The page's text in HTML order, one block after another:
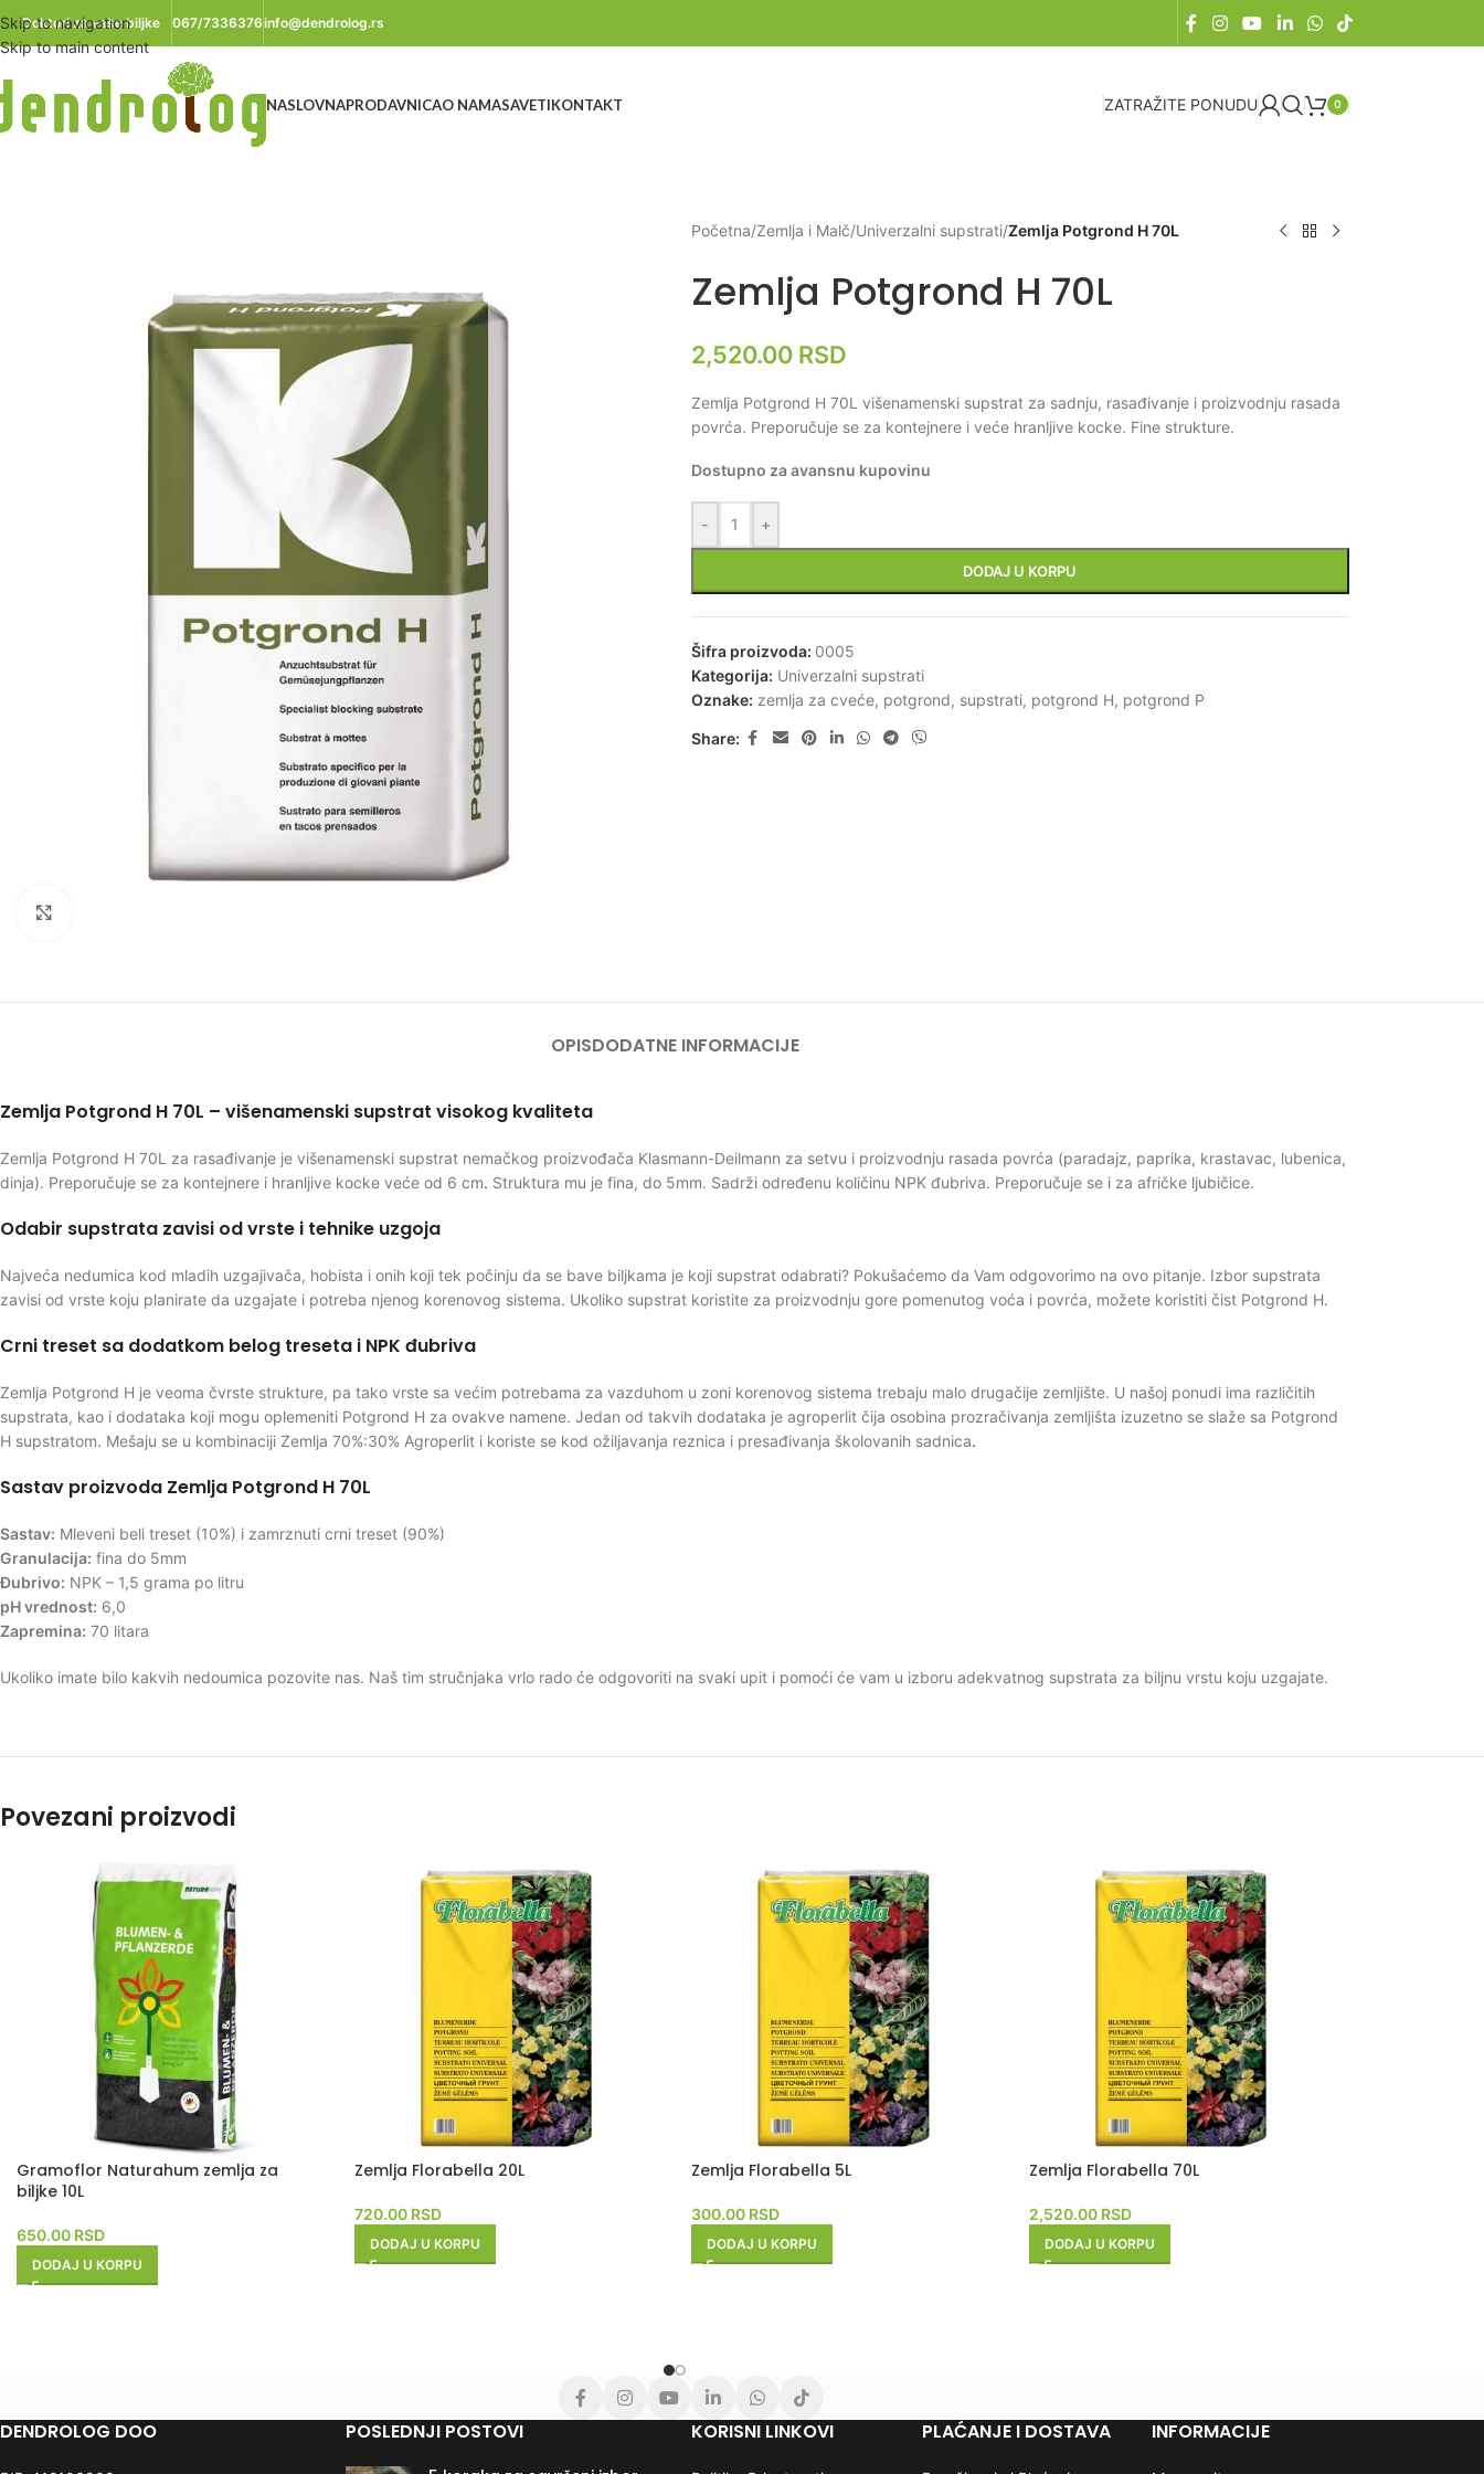
Skip to navigation
Skip to main content
Doktori za vaše biljke 067/7336376info@dendrolog.rs
NASLOVNAPRODAVNICAO NAMASAVETIKONTAKT ZATRAŽITE PONUDU 0
Početna/Zemlja i Malč/Univerzalni supstrati/Zemlja Potgrond H 70L
Zemlja Potgrond H 70L
2,520.00 RSD
Zemlja Potgrond H 70L višenamenski supstrat za sadnju, rasađivanje i proizvodnju rasada
povrća. Preporučuje se za kontejnere i veće hranljive kocke. Fine strukture.
Dostupno za avansnu kupovinu
- +
DODAJ U KORPU
Šifra proizvoda: 0005
Kategorija: Univerzalni supstrati
Oznake: zemlja za cveće, potgrond, supstrati, potgrond H, potgrond P
Share:
OPISDODATNE INFORMACIJE
Zemlja Potgrond H 70L – višenamenski supstrat visokog kvaliteta
Zemlja Potgrond H 70L za rasađivanje je višenamenski supstrat nemačkog proizvođača Klasmann-Deilmann za setvu i proizvodnju rasada povrća (paradajz, paprika, krastavac, lubenica,
dinja). Preporučuje se za kontejnere i hranljive kocke veće od 6 cm. Struktura mu je fina, do 5mm. Sadrži određenu količinu NPK đubriva. Preporučuje se i za afričke ljubičice.
Odabir supstrata zavisi od vrste i tehnike uzgoja
Najveća nedumica kod mladih uzgajivača, hobista i onih koji tek počinju da se bave biljkama je koji supstrat odabrati? Pokušaćemo da Vam odgovorimo na ovo pitanje. Izbor supstrata
zavisi od vrste koju planirate da uzgajate i potreba njenog korenovog sistema. Ukoliko supstrat koristite za proizvodnju gore pomenutog voća i povrća, možete koristiti čist Potgrond H.
Crni treset sa dodatkom belog treseta i NPK đubriva
Zemlja Potgrond H je veoma čvrste strukture, pa tako vrste sa većim potrebama za vazduhom u zoni korenovog sistema trebaju malo drugačije zemljište. U našoj ponudi ima različitih
supstrata, kao i dodataka koji mogu oplemeniti Potgrond H za ovakve namene. Jedan od takvih dodataka je agroperlit čija osobina prozračivanja zemljišta izuzetno se slaže sa Potgrond
H supstratom. Mešaju se u kombinaciji Zemlja 70%:30% Agroperlit i koriste se kod ožiljavanja reznica i presađivanja školovanih sadnica.
Sastav proizvoda Zemlja Potgrond H 70L
Sastav: Mleveni beli treset (10%) i zamrznuti crni treset (90%)
Granulacija: fina do 5mm
Đubrivo: NPK – 1,5 grama po litru
pH vrednost: 6,0
Zapremina: 70 litara
Ukoliko imate bilo kakvih nedoumica pozovite nas. Naš tim stručnjaka vrlo rado će odgovoriti na svaki upit i pomoći će vam u izboru adekvatnog supstrata za biljnu vrstu koju uzgajate.
Povezani proizvodi
Gramoflor Naturahum zemlja za
biljke 10L
650.00 RSD
DODAJ U KORPU
Zemlja Florabella 20L
720.00 RSD
DODAJ U KORPU
Zemlja Florabella 5L
300.00 RSD
DODAJ U KORPU
Zemlja Florabella 70L
2,520.00 RSD
DODAJ U KORPU
DENDROLOG DOO POSLEDNJI POSTOVI KORISNI LINKOVI PLAĆANJE I DOSTAVA INFORMACIJE